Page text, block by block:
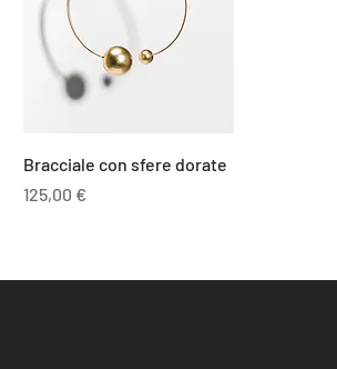
Bracciale con sfere dorate
Prezzo
125,00 €